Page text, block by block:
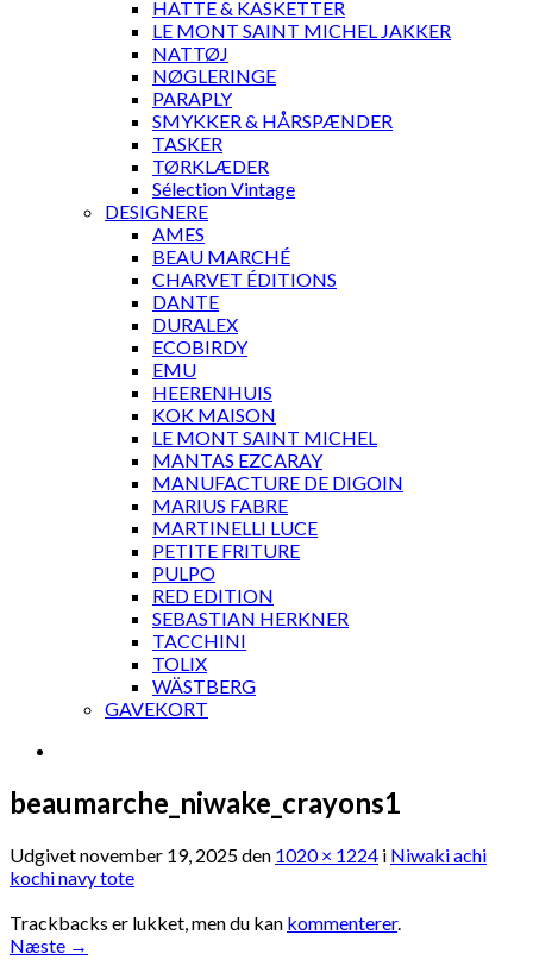
HATTE & KASKETTER
LE MONT SAINT MICHEL JAKKER
NATTØJ
NØGLERINGE
PARAPLY
SMYKKER & HÅRSPÆNDER
TASKER
TØRKLÆDER
Sélection Vintage
DESIGNERE
AMES
BEAU MARCHÉ
CHARVET ÉDITIONS
DANTE
DURALEX
ECOBIRDY
EMU
HEERENHUIS
KOK MAISON
LE MONT SAINT MICHEL
MANTAS EZCARAY
MANUFACTURE DE DIGOIN
MARIUS FABRE
MARTINELLI LUCE
PETITE FRITURE
PULPO
RED EDITION
SEBASTIAN HERKNER
TACCHINI
TOLIX
WÄSTBERG
GAVEKORT
beaumarche_niwake_crayons1
Udgivetnovember 19, 2025den 1020 × 1224 i Niwaki achi
kochi navy tote
Trackbacks er lukket, men du kan kommenterer.
Næste →